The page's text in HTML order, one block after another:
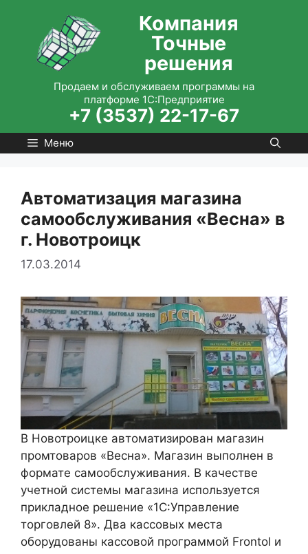
содержимому
Компания
Точные
решения
Продаем и обслуживаем программы на
платформе 1С:Предприятие
+7 (3537) 22-17-67
Меню
Автоматизация магазина
самообслуживания «Весна» в
г. Новотроицк
17.03.2014
В Новотроицке автоматизирован магазин
промтоваров «Весна». Магазин выполнен в
формате самообслуживания. В качестве
учетной системы магазина используется
прикладное решение «1С:Управление
торговлей 8». Два кассовых места
оборудованы кассовой программой Frontol и